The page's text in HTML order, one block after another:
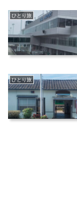
ひとり旅
ひとり旅